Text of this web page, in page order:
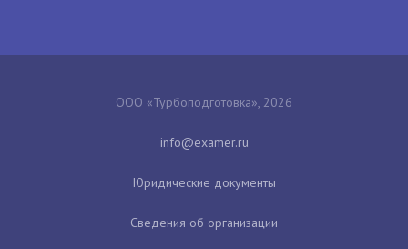
ООО «Турбоподготовка», 2026
Юридические документы
Сведения об организации